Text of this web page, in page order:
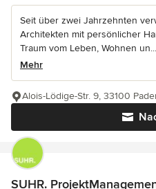
Seit über zwei Jahrzehnten
Architekten mit persönlicher
Traum vom Leben, Wohnen un...
Mehr
Alois-Lödige-Str. 9, 33100
SUHR.